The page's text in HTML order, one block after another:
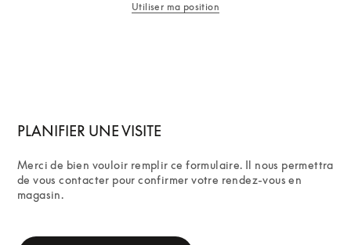
Utiliser ma position
PLANIFIER UNE VISITE
Merci de bien vouloir remplir ce formulaire. Il nous permettra
de vous contacter pour confirmer votre rendez-vous en
magasin.